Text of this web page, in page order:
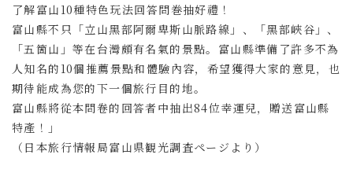
了解富山10種特色玩法回答問巻抽好禮！
富山縣不只「立山黑部阿爾卑斯山脈路線」、「黑部峽谷」、
「五箇山」等在台灣頗有名氣的景點。富山縣準備了許多不為
人知名的10個推薦景點和體驗內容，希望獲得大家的意見，也
期待能成為您的下一個旅行目的地。
富山縣將從本問卷的回答者中抽出84位幸運兒，贈送富山縣
特產！」
（日本旅行情報局富山県観光調査ページより）